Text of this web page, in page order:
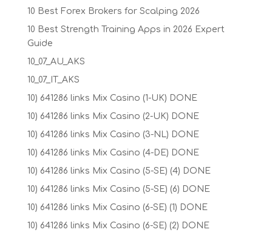
10 Best Forex Brokers for Scalping 2026
10 Best Strength Training Apps in 2026 Expert
Guide
10_07_AU_AKS
10_07_IT_AKS
10) 641286 links Mix Casino (1-UK) DONE
10) 641286 links Mix Casino (2-UK) DONE
10) 641286 links Mix Casino (3-NL) DONE
10) 641286 links Mix Casino (4-DE) DONE
10) 641286 links Mix Casino (5-SE) (4) DONE
10) 641286 links Mix Casino (5-SE) (6) DONE
10) 641286 links Mix Casino (6-SE) (1) DONE
10) 641286 links Mix Casino (6-SE) (2) DONE